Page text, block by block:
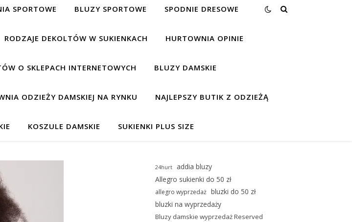
SPORTOWE BLUZY SPORTOWE SPODNIE DRESOWE
RODZAJE DEKOLTÓW W SUKIENKACH HURTOWNIA OPINIE
O SKLEPACH INTERNETOWYCH BLUZY DAMSKIE
ODZIEŻY DAMSKIEJ NA RYNKU NAJLEPSZY BUTIK Z ODZIEŻĄ
KOSZULE DAMSKIE SUKIENKI PLUS SIZE
24hurt
addia bluzy
Allegro sukienki do 50 zł
allegro wyprzedaż bluzki do 50 zł
bluzki na wyprzedaży
Bluzy damskie wyprzedaż Reserved